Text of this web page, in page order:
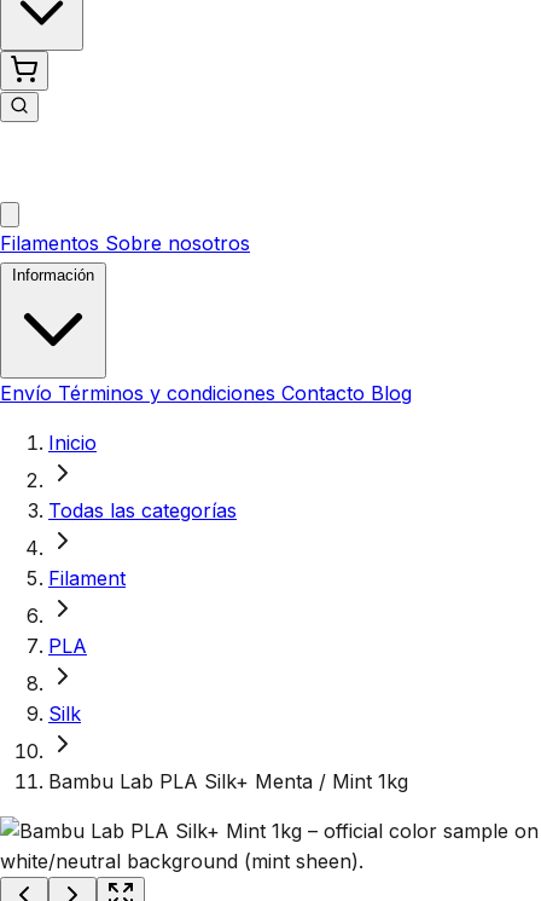
Filamentos Sobre nosotros
Envío Términos y condiciones Contacto Blog
Inicio
Todas las categorías
Filament
PLA
Silk
Bambu Lab PLA Silk+ Menta / Mint 1kg